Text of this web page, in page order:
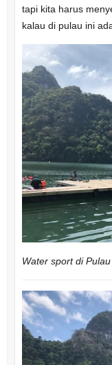
tapi kita harus
kalau di pulau ini
Water sport di